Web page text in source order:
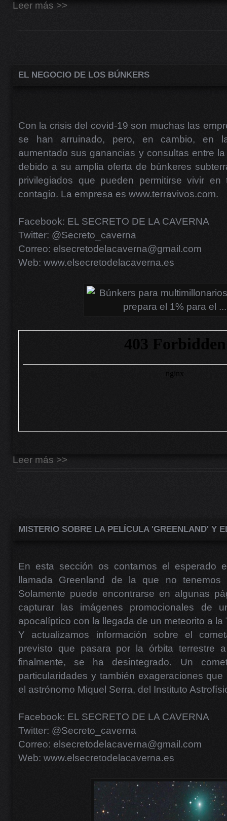
Leer más >>
EL NEGOCIO DE LOS BÚNKERS
Con la crisis del covid-19 son muchas las
se han arruinado, pero, en cambio, en
aumentado sus ganancias y consultas entre
debido a su amplia oferta de búnkeres
privilegiados que pueden permitirse vivir
contagio. La empresa es www.terravivos.com.
Facebook: EL SECRETO DE LA CAVERNA
Twitter: @Secreto_caverna
Correo: elsecretodelacaverna@gmail.com
Web: www.elsecretodelacaverna.es
Leer más >>
MISTERIO SOBRE LA PELÍCULA 'GREENLAND' Y
En esta sección os contamos el esperado
llamada Greenland de la que no tenemos
Solamente puede encontrarse en algunas
capturar las imágenes promocionales de
apocalíptico con la llegada de un meteorito a la
Y actualizamos información sobre el
previsto que pasara por la órbita terrestre
finalmente, se ha desintegrado. Un
particularidades y también exageraciones
el astrónomo Miquel Serra, del Instituto
Facebook: EL SECRETO DE LA CAVERNA
Twitter: @Secreto_caverna
Correo: elsecretodelacaverna@gmail.com
Web: www.elsecretodelacaverna.es